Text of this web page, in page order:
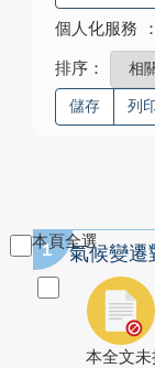
個人化服務 ：
排序：
儲存 列
本頁全選
1 氣候變遷
本全文未